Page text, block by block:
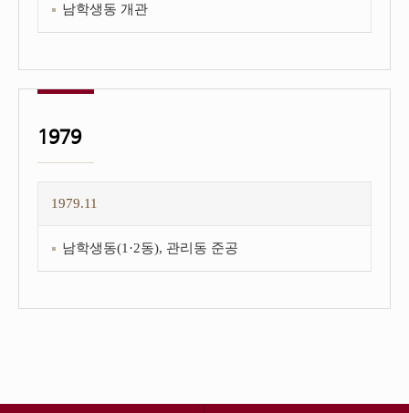
남학생동 개관
1979
1979.11
남학생동(1·2동), 관리동 준공